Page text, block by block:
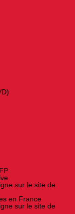
sur le site de
en France
sur le site de